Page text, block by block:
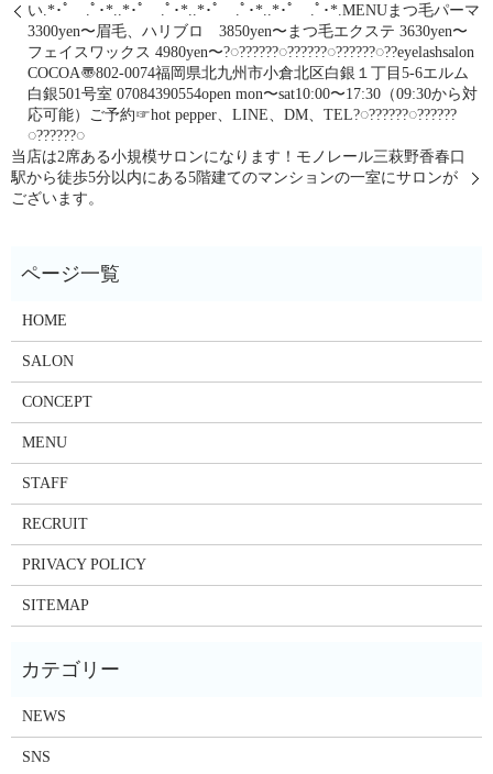
い︎︎︎︎︎︎.*･ﾟ .ﾟ･*..*･ﾟ .ﾟ･*..*･ﾟ .ﾟ･*..*･ﾟ .ﾟ･*.MENUまつ毛パーマ
3300yen〜眉毛、ハリブロ 3850yen〜まつ毛エクステ 3630yen〜
フェイスワックス 4980yen〜?◌??????◌??????◌??????◌??eyelashsalon
COCOA〠802-0074福岡県北九州市小倉北区白銀１丁目5-6エルム
白銀501号室︎ 07084390554open mon〜sat10:00〜17:30（09:30から対
応可能）ご予約☞hot pepper、LINE、DM、TEL?◌??????◌??????
◌??????◌
当店は2席ある小規模サロンになります！モノレール三萩野香春口
駅から徒歩5分以内にある5階建てのマンションの一室にサロンが
ございます。
HOME
SALON
CONCEPT
MENU
STAFF
RECRUIT
PRIVACY POLICY
SITEMAP
NEWS
SNS